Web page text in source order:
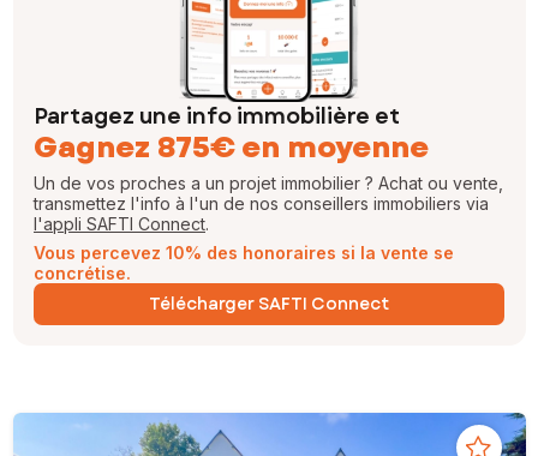
Partagez une info immobilière et
Gagnez 875€ en moyenne
Un de vos proches a un projet immobilier ? Achat ou vente,
transmettez l'info à l'un de nos conseillers immobiliers via
l'appli SAFTI Connect.
Vous percevez 10% des honoraires si la vente se
concrétise.
Télécharger SAFTI Connect